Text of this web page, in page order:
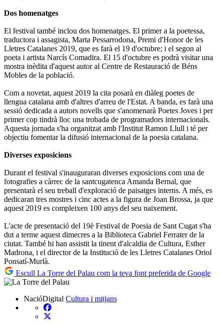
Dos homenatges
El festival també inclou dos homenatges. El primer a la poetessa,
traductora i assagista, Marta Pessarrodona, Premi d'Honor de les
Lletres Catalanes 2019, que es farà el 19 d'octubre; i el segon al
poeta i artista Narcís Comadira. El 15 d'octubre es podrà visitar una
mostra inèdita d'aquest autor al Centre de Restauració de Béns
Mobles de la població.
Com a novetat, aquest 2019 la cita posarà en diàleg poetes de
llengua catalana amb d'altres d'arreu de l'Estat. A banda, es farà una
sessió dedicada a autors novells que s'anomenarà Poetes Joves i per
primer cop tindrà lloc una trobada de programadors internacionals.
Aquesta jornada s'ha organitzat amb l'Institut Ramon Llull i té per
objectiu fomentar la difusió internacional de la poesia catalana.
Diverses exposicions
Durant el festival s'inauguraran diverses exposicions com una de
fotografies a càrrec de la santcugatenca Amanda Bernal, que
presentarà el seu treball d'exploració de paisatges interns. A més, es
dedicaran tres mostres i cinc actes a la figura de Joan Brossa, ja que
aquest 2019 es compleixen 100 anys del seu naixement.
L'acte de presentació del 19è Festival de Poesia de Sant Cugat s'ha
dut a terme aquest dimecres a la Biblioteca Gabriel Ferrater de la
ciutat. També hi han assistit la tinent d'alcaldia de Cultura, Esther
Madrona, i el director de la Institució de les Lletres Catalanes Oriol
Ponsatí-Murlà.
Escull La Torre del Palau com la teva font preferida de Google
NacióDigital Cultura i mitjans